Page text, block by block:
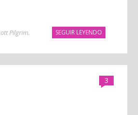
SEGUIR LEYENDO
Pilgrim.
3